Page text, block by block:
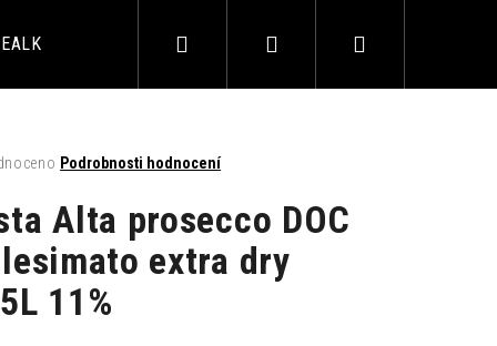
ALKOHOL AKČNÍ BALÍČKY
Přihlášení
Podrobnosti hodnocení
Alta prosecco DOC
extra dry
11%